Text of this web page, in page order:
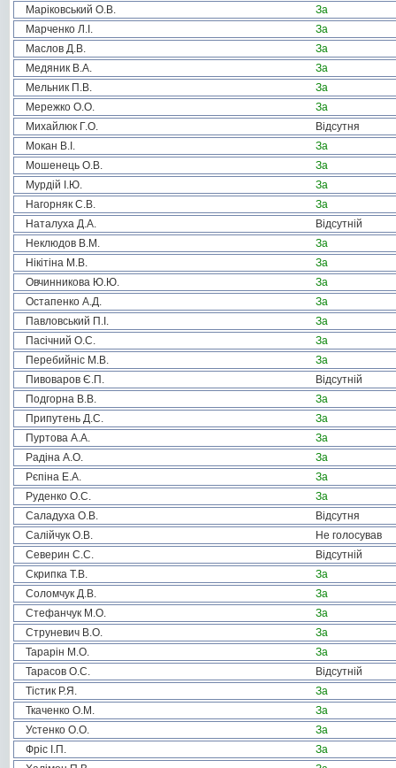
Маріковський О.В.
За
Марченко Л.І.
За
Маслов Д.В.
За
Медяник В.А.
За
Мельник П.В.
За
Мережко О.О.
За
Михайлюк Г.О.
Відсутня
Мокан В.І.
За
Мошенець О.В.
За
Мурдій І.Ю.
За
Нагорняк С.В.
За
Наталуха Д.А.
Відсутній
Неклюдов В.М.
За
Нікітіна М.В.
За
Овчинникова Ю.Ю.
За
Остапенко А.Д.
За
Павловський П.І.
За
Пасічний О.С.
За
Перебийніс М.В.
За
Пивоваров Є.П.
Відсутній
Подгорна В.В.
За
Припутень Д.С.
За
Пуртова А.А.
За
Радіна А.О.
За
Рєпіна Е.А.
За
Руденко О.С.
За
Саладуха О.В.
Відсутня
Салійчук О.В.
Не голосував
Северин С.С.
Відсутній
Скрипка Т.В.
За
Соломчук Д.В.
За
Стефанчук М.О.
За
Струневич В.О.
За
Тарарін М.О.
За
Тарасов О.С.
Відсутній
Тістик Р.Я.
За
Ткаченко О.М.
За
Устенко О.О.
За
Фріс І.П.
За